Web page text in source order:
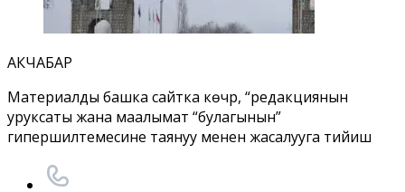
АКЧАБАР
Материалды башка сайтка көчүрүү, “редакциянын
уруксаты жана маалымат “булагынын”
гипершилтемесине таянуу менен жасалууга тийиш